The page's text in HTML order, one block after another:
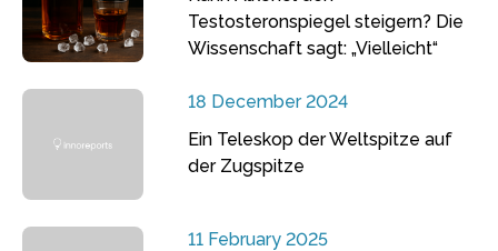
Testosteronspiegel steigern? Die
Wissenschaft sagt: „Vielleicht“
18 December 2024
Ein Teleskop der Weltspitze auf
der Zugspitze
11 February 2025